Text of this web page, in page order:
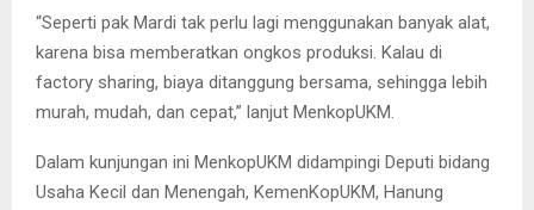
“Seperti pak Mardi tak perlu lagi menggunakan banyak alat,
karena bisa memberatkan ongkos produksi. Kalau di
factory sharing, biaya ditanggung bersama, sehingga lebih
murah, mudah, dan cepat,” lanjut MenkopUKM.
Dalam kunjungan ini MenkopUKM didampingi Deputi bidang
Usaha Kecil dan Menengah, KemenKopUKM, Hanung